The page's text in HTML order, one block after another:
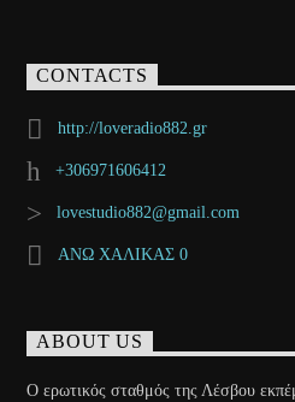
CONTACTS
http://loveradio882.gr
+306971606412
lovestudio882@gmail.com
ΑΝΩ ΧΑΛΙΚΑΣ 0
ABOUT US
Ο ερωτικός σταθμός της Λέσβου